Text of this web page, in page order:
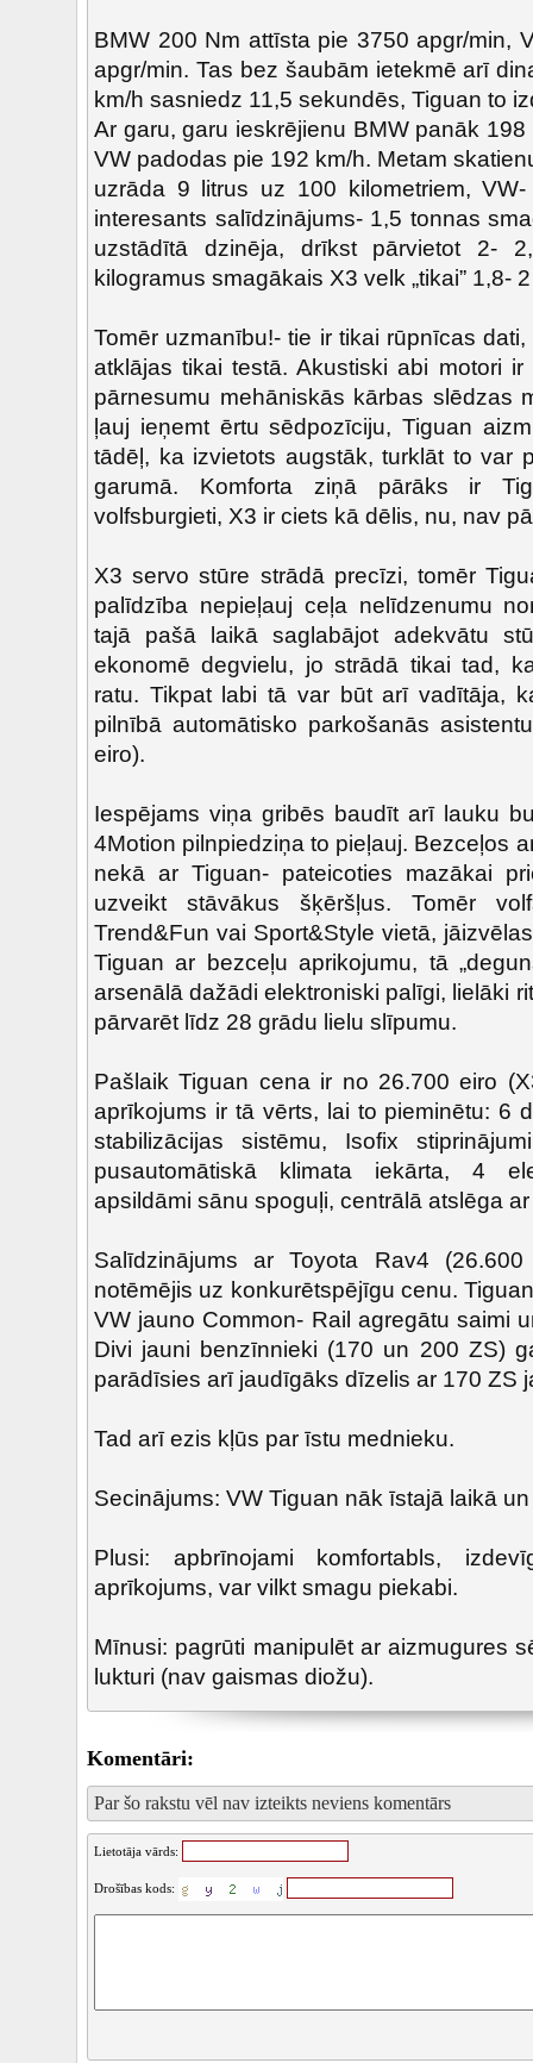
BMW 200 Nm attīsta pie 3750 apgr/min,
apgr/min. Tas bez šaubām ietekmē arī
km/h sasniedz 11,5 sekundēs, Tiguan to
Ar garu, garu ieskrējienu BMW panāk
VW padodas pie 192 km/h. Metam
uzrāda 9 litrus uz 100 kilometriem,
interesants salīdzinājums- 1,5 tonnas
uzstādītā dzinēja, drīkst pārvietot 2-
kilogramus smagākais X3 velk „tikai” 1,8-
Tomēr uzmanību!- tie ir tikai rūpnīcas
atklājas tikai testā. Akustiski abi motori
pārnesumu mehāniskās kārbas slēdzas
ļauj ieņemt ērtu sēdpozīciju, Tiguan
tādēļ, ka izvietots augstāk, turklāt to var
garumā. Komforta ziņā pārāks ir
volfsburgieti, X3 ir ciets kā dēlis, nu, nav
X3 servo stūre strādā precīzi, tomēr
palīdzība nepieļauj ceļa nelīdzenumu
tajā pašā laikā saglabājot adekvātu
ekonomē degvielu, jo strādā tikai tad,
ratu. Tikpat labi tā var būt arī vadītāja,
pilnībā automātisko parkošanās
eiro).
Iespējams viņa gribēs baudīt arī lauku
4Motion pilnpiedziņa to pieļauj. Bezceļos
nekā ar Tiguan- pateicoties mazākai
uzveikt stāvākus šķēršļus. Tomēr
Trend&Fun vai Sport&Style vietā,
Tiguan ar bezceļu aprikojumu, tā
arsenālā dažādi elektroniski palīgi, lielāki
pārvarēt līdz 28 grādu lielu slīpumu.
Pašlaik Tiguan cena ir no 26.700 eiro
aprīkojums ir tā vērts, lai to pieminētu: 6
stabilizācijas sistēmu, Isofix
pusautomātiskā klimata iekārta, 4
apsildāmi sānu spoguļi, centrālā atslēga
Salīdzinājums ar Toyota Rav4
notēmējis uz konkurētspējīgu cenu.
VW jauno Common- Rail agregātu saimi
Divi jauni benzīnnieki (170 un 200 ZS)
parādīsies arī jaudīgāks dīzelis ar 170 ZS
Tad arī ezis kļūs par īstu mednieku.
Secinājums: VW Tiguan nāk īstajā laikā
Plusi: apbrīnojami komfortabls,
aprīkojums, var vilkt smagu piekabi.
Mīnusi: pagrūti manipulēt ar aizmugures
lukturi (nav gaismas diožu).
Komentāri:
Par šo rakstu vēl nav izteikts neviens komentārs
Lietotāja vārds:
Drošības kods: